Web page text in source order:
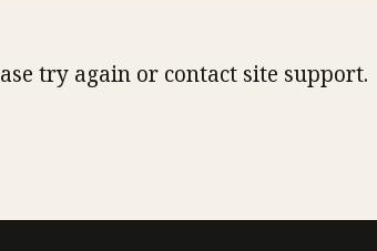
try again or contact site support.